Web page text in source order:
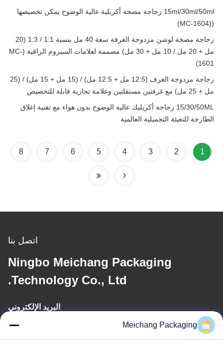
15ml/30ml/50ml زجاجة مضخة أكريلية عالية الوضوح يمكن تخصيصها
((MC-1604)
زجاجة مضخة لوشن مزدوجة الغرفة سعة 40 مل بنسبة 1:1 / 1:3 (20
مل + 20 مل / 10 مل + 30 مل) مصممة لعلامات السيروم الراقية (MC-
1601)
زجاجة مزدوجة الغرف (12.5 مل + 12.5 مل) / (15 مل + 15 مل) / (25
مل + 25 مل) مع غرفتين مستقلتين وعلامة تجارية قابلة للتخصيص
15/30/50ML زجاجة أكريليك عالية الوضوح بدون هواء مع تقنية إغلاق
الطازجة للتعبئة التجميلية العالمية
1
2
3
4
5
6
7
8
اتصل بنا
Ningbo Meichang Packaging
Technology Co., Ltd.
البريد الإلكتروني
meichang1@mcpackaging.cn
Meichang Packaging